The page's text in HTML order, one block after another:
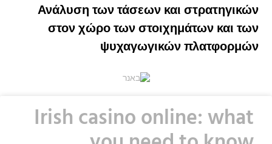
Ανάλυση των τάσεων και στρατηγικών
στον χώρο των στοιχημάτων και των
ψυχαγωγικών πλατφορμών
Irish casino online: what